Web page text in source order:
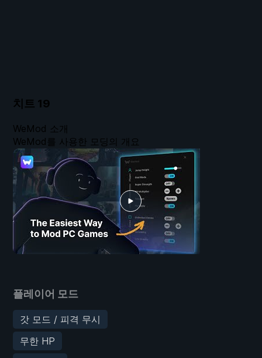
치트 19
플레이어 모드
갓 모드 / 피격 무시
무한 HP
WeMod 소개
WeMod를 사용한 모딩의 개요